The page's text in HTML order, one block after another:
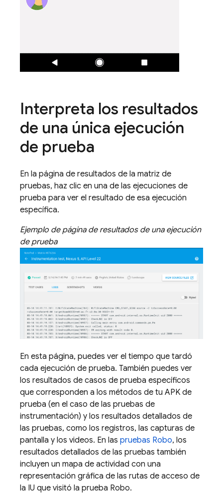
Interpreta los resultados
de una única ejecución
de prueba
En la página de resultados de la matriz de
pruebas, haz clic en una de las ejecuciones de
prueba para ver el resultado de esa ejecución
específica.
Ejemplo de página de resultados de una ejecución
de prueba
En esta página, puedes ver el tiempo que tardó
cada ejecución de prueba. También puedes ver
los resultados de casos de prueba específicos
que corresponden a los métodos de tu APK de
prueba (en el caso de las pruebas de
instrumentación) y los resultados detallados de
las pruebas, como los registros, las capturas de
pantalla y los videos. En las pruebas Robo, los
resultados detallados de las pruebas también
incluyen un mapa de actividad con una
representación gráfica de las rutas de acceso de
la IU que visitó la prueba Robo.